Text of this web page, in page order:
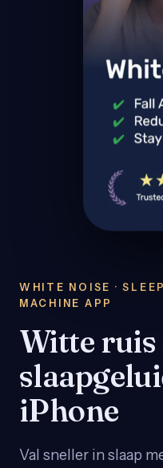
WHITE NOISE ·
MACHINE APP
Witte ruis
iPhone
Val sneller in slaap